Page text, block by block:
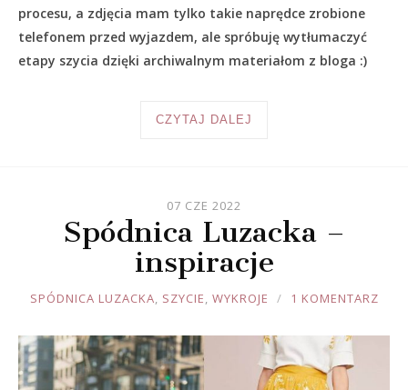
procesu, a zdjęcia mam tylko takie naprędce zrobione
telefonem przed wyjazdem, ale spróbuję wytłumaczyć
etapy szycia dzięki archiwalnym materiałom z bloga :)
CZYTAJ DALEJ
07 CZE 2022
Spódnica Luzacka –
inspiracje
JOULE
SPÓDNICA LUZACKA, SZYCIE, WYKROJE 1 KOMENTARZ